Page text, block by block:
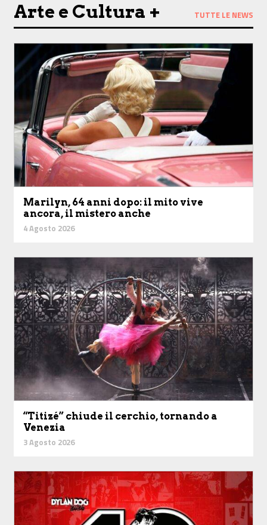
Arte e Cultura + TUTTE LE NEWS
Marilyn, 64 anni dopo: il mito vive
ancora, il mistero anche
4 Agosto 2026
“Titizé” chiude il cerchio, tornando a
Venezia
3 Agosto 2026